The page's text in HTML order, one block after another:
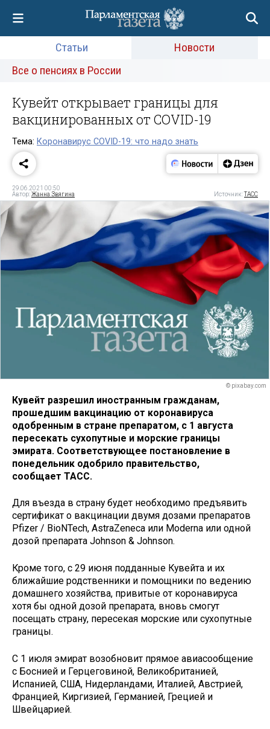
Статьи
Новости
Все о пенсиях в России
Кувейт открывает границы для
вакцинированных от COVID-19
Тема: Коронавирус COVID-19: что надо знать
29.06.2021 00:50
Автор:Жанна Звягина Источник:ТАСС
© pixabay.com
Кувейт разрешил иностранным гражданам,
прошедшим вакцинацию от коронавируса
одобренным в стране препаратом, с 1 августа
пересекать сухопутные и морские границы
эмирата. Соответствующее постановление в
понедельник одобрило правительство,
сообщает ТАСС.
Для въезда в страну будет необходимо предъявить
сертификат о вакцинации двумя дозами препаратов
Pfizer / BioNTech, AstraZeneca или Moderna или одной
дозой препарата Johnson & Johnson.
Кроме того, с 29 июня подданные Кувейта и их
ближайшие родственники и помощники по ведению
домашнего хозяйства, привитые от коронавируса
хотя бы одной дозой препарата, вновь смогут
посещать страну, пересекая морские или сухопутные
границы.
С 1 июля эмират возобновит прямое авиасообщение
с Боснией и Герцеговиной, Великобританией,
Испанией, США, Нидерландами, Италией, Австрией,
Францией, Киргизией, Германией, Грецией и
Швейцарией.